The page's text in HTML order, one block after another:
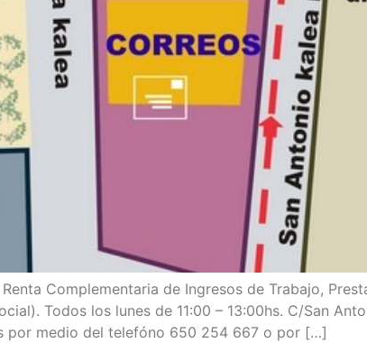
Com­ple­men­ta­ria de Ingre­sos de Tra­ba­jo,
Todos los lunes de 11:00 – 13:00hs. C/​San
por medio del tele­fóno 650 254 667 o por […]